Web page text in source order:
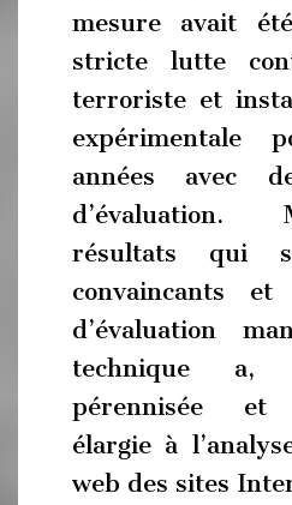
mesure avait
stricte lutte
terroriste et
expérimentale
années avec
d’évaluation.
résultats qui
convaincants
d’évaluation
technique a,
pérennisée et
élargie à
web des sites